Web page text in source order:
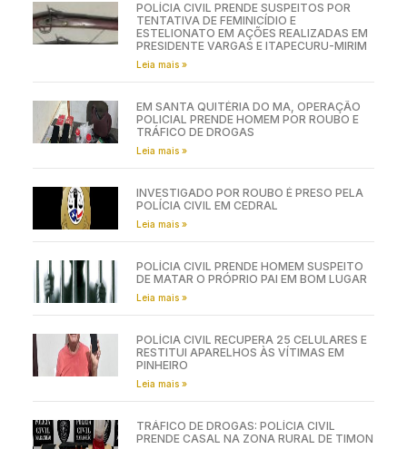
POLÍCIA CIVIL PRENDE SUSPEITOS POR
TENTATIVA DE FEMINICÍDIO E
ESTELIONATO EM AÇÕES REALIZADAS EM
PRESIDENTE VARGAS E ITAPECURU-MIRIM
Leia mais »
EM SANTA QUITÉRIA DO MA, OPERAÇÃO
POLICIAL PRENDE HOMEM POR ROUBO E
TRÁFICO DE DROGAS
Leia mais »
INVESTIGADO POR ROUBO É PRESO PELA
POLÍCIA CIVIL EM CEDRAL
Leia mais »
POLÍCIA CIVIL PRENDE HOMEM SUSPEITO
DE MATAR O PRÓPRIO PAI EM BOM LUGAR
Leia mais »
POLÍCIA CIVIL RECUPERA 25 CELULARES E
RESTITUI APARELHOS ÀS VÍTIMAS EM
PINHEIRO
Leia mais »
TRÁFICO DE DROGAS: POLÍCIA CIVIL
PRENDE CASAL NA ZONA RURAL DE TIMON